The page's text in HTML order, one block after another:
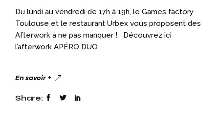
Du lundi au vendredi de 17h à 19h, le Games factory
Toulouse et le restaurant Urbex vous proposent des
Afterwork à ne pas manquer ! Découvrez ici
l’afterwork APÉRO DUO
En savoir +
Share: